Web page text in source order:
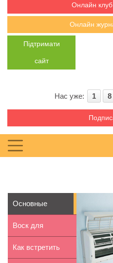
Онлайн
Онлайн
Підтримати
сайт
Нас уже: 1 8
Основные
неисправности
кондицио...
Воск для
эпиляции: виды
Как встретить